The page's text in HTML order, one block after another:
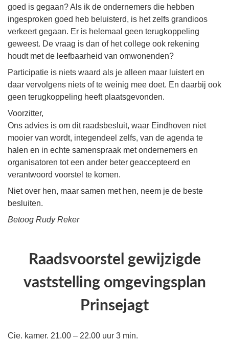
goed is gegaan? Als ik de ondernemers die hebben
ingesproken goed heb beluisterd, is het zelfs grandioos
verkeert gegaan. Er is helemaal geen terugkoppeling
geweest. De vraag is dan of het college ook rekening
houdt met de leefbaarheid van omwonenden?
Participatie is niets waard als je alleen maar luistert en
daar vervolgens niets of te weinig mee doet. En daarbij ook
geen terugkoppeling heeft plaatsgevonden.
Voorzitter,
Ons advies is om dit raadsbesluit, waar Eindhoven niet
mooier van wordt, integendeel zelfs, van de agenda te
halen en in echte samenspraak met ondernemers en
organisatoren tot een ander beter geaccepteerd en
verantwoord voorstel te komen.
Niet over hen, maar samen met hen, neem je de beste
besluiten.
Betoog Rudy Reker
Raadsvoorstel gewijzigde
vaststelling omgevingsplan
Prinsejagt
Cie. kamer. 21.00 – 22.00 uur 3 min.